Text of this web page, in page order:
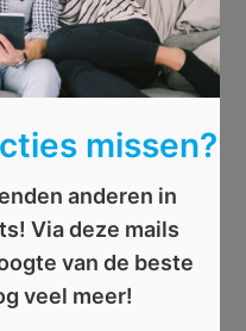
missen?
anderen in
Via deze mails
van de beste
veel meer!